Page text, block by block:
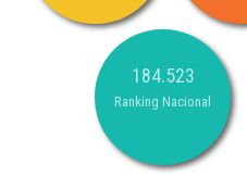
184.523
Ranking Nacional